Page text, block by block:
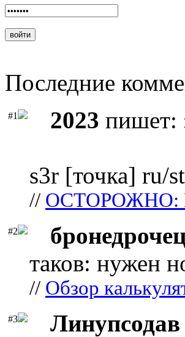
Последние
#1 2023 пишет:
s3r [точка] ru/
//
#2
таков: нужен
// Обзор
#3 Линупсодав